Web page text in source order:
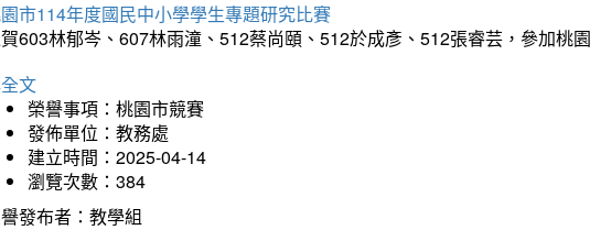
市114年度國民中小學學生專題研究比賽
603林郁岑、607林雨潼、512蔡尚頤、512於成彥、512張睿芸，參加桃
文
榮譽事項：桃園市競賽
發佈單位：教務處
建立時間：2025-04-14
瀏覽次數：384
發布者：教學組